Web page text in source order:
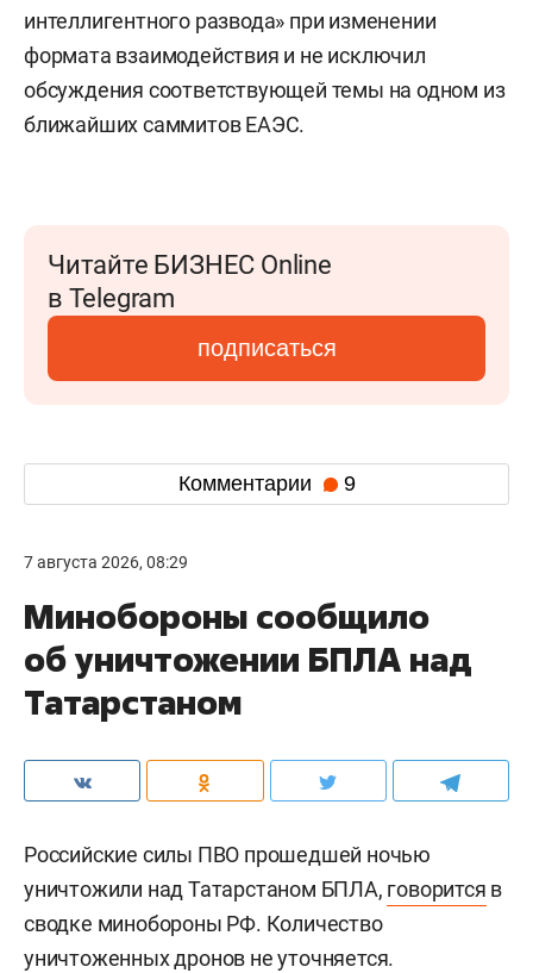
интеллигентного развода» при изменении
формата взаимодействия и не исключил
обсуждения соответствующей темы на одном из
ближайших саммитов ЕАЭС.
Читайте БИЗНЕС Online
в Telegram
подписаться
Комментарии 9
7 августа 2026, 08:29
Минобороны сообщило
об уничтожении БПЛА над
Татарстаном
Российские силы ПВО прошедшей ночью
уничтожили над Татарстаном БПЛА, говорится в
сводке минобороны РФ. Количество
уничтоженных дронов не уточняется.